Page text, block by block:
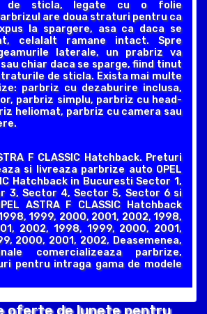
de sticla, legate cu o folie
are doua straturi pentru ca
la spargere, asa ca daca se
celalalt ramane intact. Spre
laterale, un prabriz va
chiar daca se sparge, fiind tinut
de sticla. Exista mai multe
parbriz cu dezaburire inclusa,
parbriz simplu, parbriz cu head-
heliomat, parbriz cu camera sau
F CLASSIC Hatchback. Preturi
si livreaza parbrize auto OPEL
Hatchback in Bucuresti Sector 1,
3, Sector 4, Sector 5, Sector 6 si
ASTRA F CLASSIC Hatchback
1999, 2000, 2001, 2002, 1998,
2002, 1998, 1999, 2000, 2001,
2000, 2001, 2002, Deasemenea,
comercializeaza parbrize,
pentru intraga gama de modele